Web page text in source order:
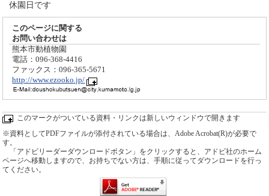
休園日です
このページに関する
お問い合わせは
熊本市動植物園
電話：096-368-4416
ファックス：096-365-5671
http://www.ezooko.jp/
このマークがついている資料・リンクは新しいウィンドウで開きます
※資料としてPDFファイルが添付されている場合は、Adobe Acrobat(R)が必要で
す。
「アドビリーダーダウンロードボタン」をクリックすると、アドビ社のホーム
ページへ移動しますので、お持ちでない方は、手順に従ってダウンロードを行っ
てください。